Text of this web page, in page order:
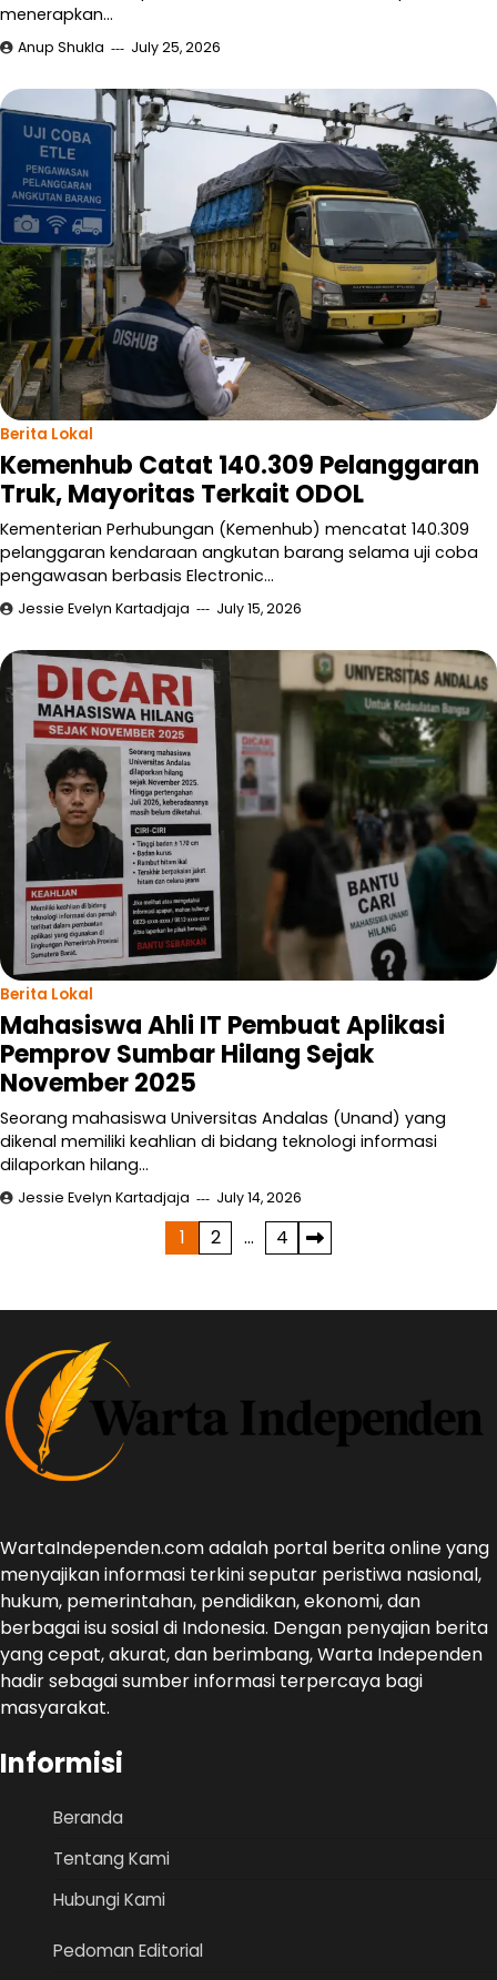
menerapkan…
Anup Shukla July 25, 2026
Berita Lokal
Kemenhub Catat 140.309 Pelanggaran
Truk, Mayoritas Terkait ODOL
Kementerian Perhubungan (Kemenhub) mencatat 140.309
pelanggaran kendaraan angkutan barang selama uji coba
pengawasan berbasis Electronic…
Jessie Evelyn Kartadjaja July 15, 2026
Berita Lokal
Mahasiswa Ahli IT Pembuat Aplikasi
Pemprov Sumbar Hilang Sejak
November 2025
Seorang mahasiswa Universitas Andalas (Unand) yang
dikenal memiliki keahlian di bidang teknologi informasi
dilaporkan hilang…
Jessie Evelyn Kartadjaja July 14, 2026
1 2 … 4
WartaIndependen.com adalah portal berita online yang
menyajikan informasi terkini seputar peristiwa nasional,
hukum, pemerintahan, pendidikan, ekonomi, dan
berbagai isu sosial di Indonesia. Dengan penyajian berita
yang cepat, akurat, dan berimbang, Warta Independen
hadir sebagai sumber informasi terpercaya bagi
masyarakat.
Informisi
Beranda
Tentang Kami
Hubungi Kami
Pedoman Editorial